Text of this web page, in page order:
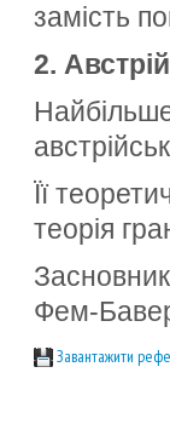
замість
2.
Її
теорія
Фем-
Завантажити